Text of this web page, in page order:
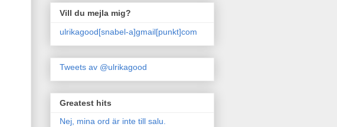
Vill du mejla mig?
ulrikagood[snabel-a]gmail[punkt]com
Tweets av @ulrikagood
Greatest hits
Nej, mina ord är inte till salu.